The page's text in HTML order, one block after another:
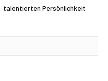
talentierten Persönlichkeit